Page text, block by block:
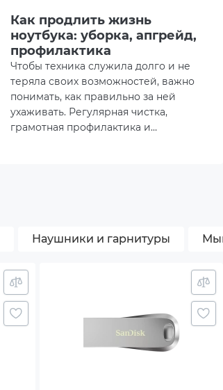
Как продлить жизнь
ноутбука: уборка, апгрейд,
профилактика
Чтобы техника служила долго и не
теряла своих возможностей, важно
понимать, как правильно за ней
ухаживать. Регулярная чистка,
грамотная профилактика и
Наушники и гарнитуры